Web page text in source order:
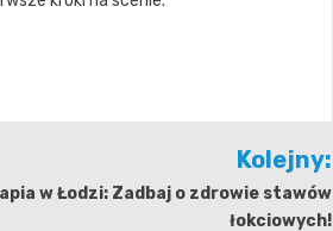
Kolejny:
w Łodzi: Zadbaj o zdrowie stawów
łokciowych!